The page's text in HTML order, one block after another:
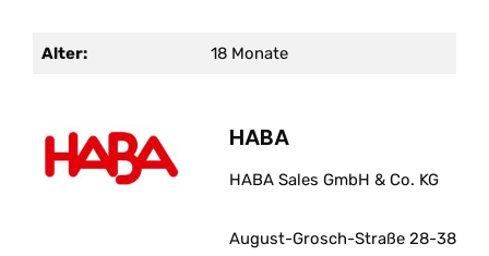
Alter: 18 Monate
HABA
HABA Sales GmbH & Co. KG
August-Grosch-Straße 28-38